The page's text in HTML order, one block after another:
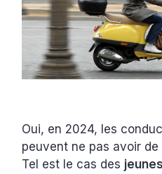
Oui, en 2024, les
peuvent ne pas avoir
Tel est le cas des